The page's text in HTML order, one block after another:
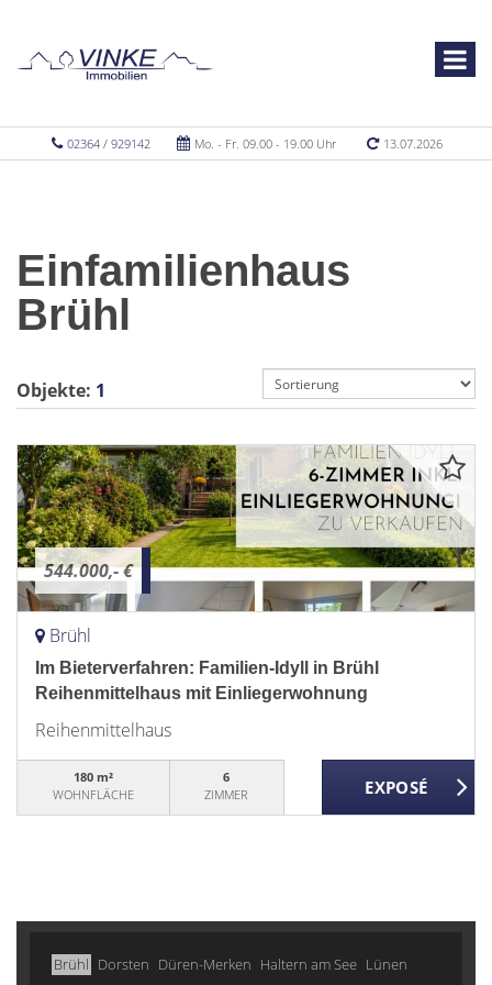
02364 / 929142 Mo. - Fr. 09.00 - 19.00 Uhr 13.07.2026
Einfamilienhaus
Brühl
Objekte: 1
544.000,- €
Brühl
Im Bieterverfahren: Familien-Idyll in Brühl
Reihenmittelhaus mit Einliegerwohnung
Reihenmittelhaus
180 m²
WOHNFLÄCHE
6
ZIMMER
Brühl Dorsten Düren-Merken Haltern am See Lünen